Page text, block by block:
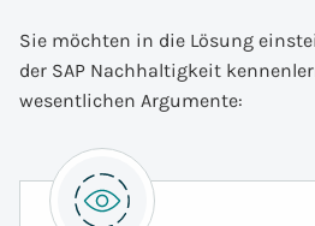
Sie möchten in die Lösung
der SAP Nachhaltigkeit
wesentlichen Argumente: